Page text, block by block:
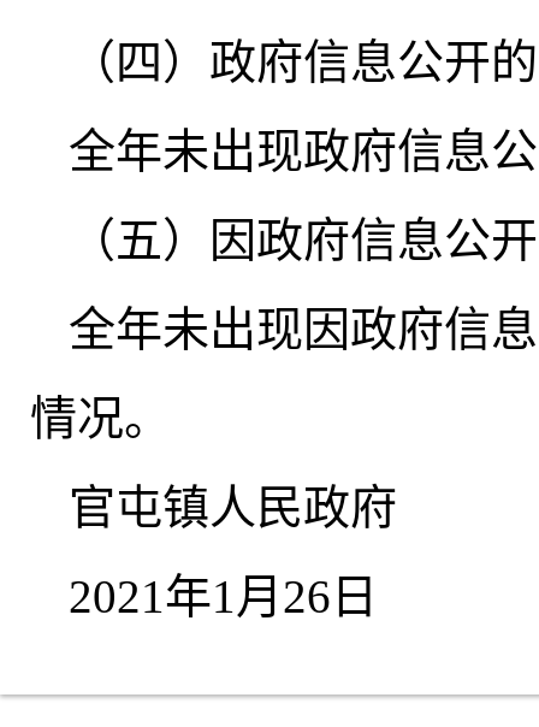
（四）政府信息公开
全年未出现政府信息
（五）因政府信息公
全年未出现因政府信
情况。
官屯镇人民政府
2021年1月26日